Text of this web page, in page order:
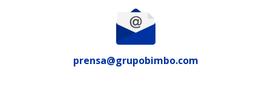
prensa@grupobimbo.com